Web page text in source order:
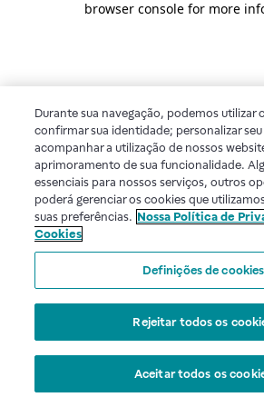
browser console for more
Durante sua navegação, podemos utilizar
confirmar sua identidade; personalizar seu
acompanhar a utilização de nossos
aprimoramento de sua funcionalidade.
essenciais para nossos serviços, outros
poderá gerenciar os cookies que
suas preferências. Nossa Política de
Cookies
Definições de cookies
Rejeitar todos os
Aceitar todos os